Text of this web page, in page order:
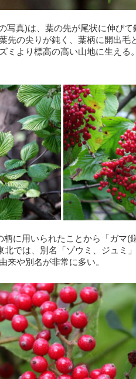
写真)は、葉の先が尾状に伸び
先の尖りが鈍く、葉柄に開出毛
ミより標高の高い山地に生える
柄に用いられたことから「ガマ(
北では、別名「ゾウミ、ジュミ
来や別名が非常に多い。